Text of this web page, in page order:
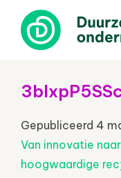
Gepubliceerd 4
Van innovatie
hoogwaardige